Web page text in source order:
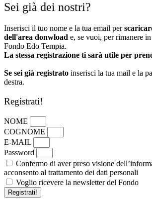
Sei già dei nostri?
Inserisci il tuo nome e la tua email per
dell'area donwload e, se vuoi, per rimanere
Fondo Edo Tempia.
La stessa registrazione ti sarà utile per
Se sei già registrato inserisci la tua mail e la
destra.
Registrati!
NOME
COGNOME
E-MAIL
Password
Confermo di aver preso visione
acconsento al trattamento dei dati personali
Voglio ricevere la newsletter del Fondo
Registrati!